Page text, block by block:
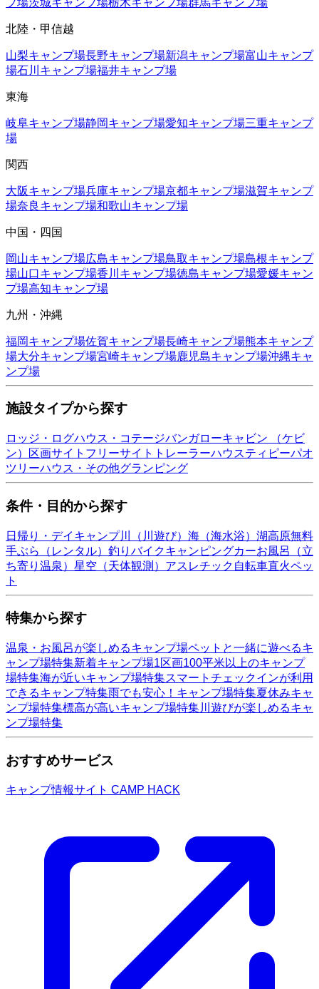
北陸・甲信越
山梨キャンプ場長野キャンプ場新潟キャンプ場富山キャンプ
場石川 キャンプ場福井キャンプ場
東海
岐阜キャンプ場静岡キャンプ場愛知キャンプ場三重キャンプ
場
関西
大阪キャンプ場兵庫キャンプ場京都キャンプ場滋賀キャンプ
場奈良 キャンプ場和歌山キャンプ場
中国・四国
岡山キャンプ場広島キャンプ場鳥取キャンプ場島根キャンプ
場山口キャンプ場香川 キャンプ場徳島キャンプ場愛媛キャン
プ場高知キャンプ場
九州・沖縄
福岡キャンプ場佐賀キャンプ場長崎キャンプ場熊本キャンプ
場大分キャンプ場宮崎キャンプ場鹿児島キャンプ場沖縄キャ
ンプ場
施設タイプから探す
ロッジ・ログハウス・コテージバンガローキャビン （ケビ
ン）
区画サイト フリーサイト トレーラーハウスティピーパオ
ツリーハウス・その他グランピング
条件・目的から探す
日帰り・デイキャンプ川（川遊び） 海（海水浴） 湖高原無料
手ぶら（レンタル） 釣り バイクキャンピングカーお風呂（立
ち寄り温泉） 星空（天体観測） アスレチック 自転車直火ペッ
ト
特集から探す
温泉・お風呂が楽しめるキャンプ場ペットと一緒に遊べるキ
ャンプ場特集新着キャンプ場1区画100平米以上のキャンプ
場特集海が近いキャンプ場特集スマートチェックインが利用
できるキャンプ特集雨でも安心！キャンプ場特集夏休みキャ
ンプ場特集標高が高いキャンプ場特集川遊びが楽しめるキャ
ンプ場特集
おすすめサービス
キャンプ情報サイト CAMP HACK